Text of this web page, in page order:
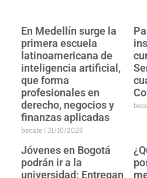
En Medellín surge la
primera escuela
latinoamericana de
inteligencia artificial,
que forma
profesionales en
derecho, negocios y
finanzas aplicadas
becate 31/10/2025
Jóvenes en Bogotá
podrán ir a la
universidad: Entregan